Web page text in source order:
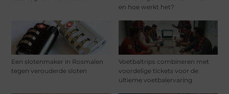
en hoe werkt het?
Een slotenmaker in Rosmalen
tegen verouderde sloten
Voetbaltrips combineren met
voordelige tickets voor de
ultieme voetbalervaring